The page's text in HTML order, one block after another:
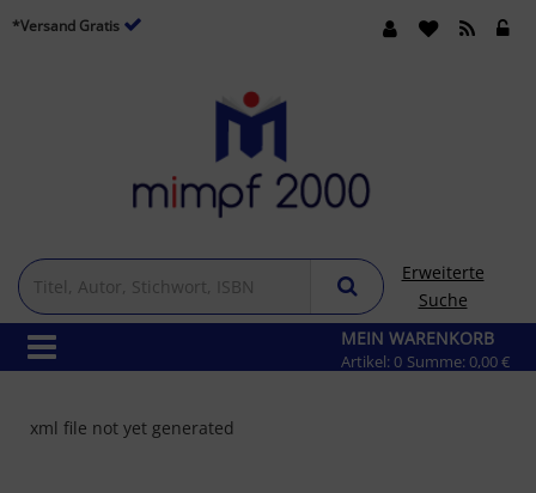
*Versand Gratis
Erweiterte
Suche
MEIN WARENKORB
Artikel: 0 Summe: 0,00 €
xml file not yet generated